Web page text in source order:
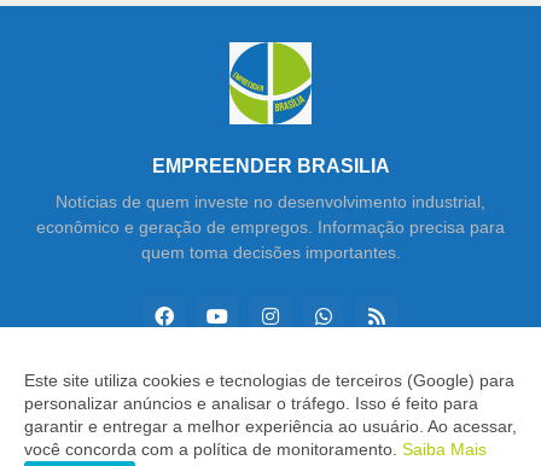
EMPREENDER BRASILIA
Notícias de quem investe no desenvolvimento industrial,
econômico e geração de empregos. Informação precisa para
quem toma decisões importantes.
Copyright ©2026Empreender Brasília
INÍCIO SOBRE CONTATO LGPD EXPEDIENTE
Este site utiliza cookies e tecnologias de terceiros (Google) para
personalizar anúncios e analisar o tráfego. Isso é feito para
garantir e entregar a melhor experiência ao usuário. Ao acessar,
você concorda com a política de monitoramento. Saiba Mais